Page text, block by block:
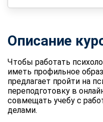
Описание
Чтобы работать
иметь профильное
предлагает пройти на
переподготовку в
совмещать учебу с
делами.